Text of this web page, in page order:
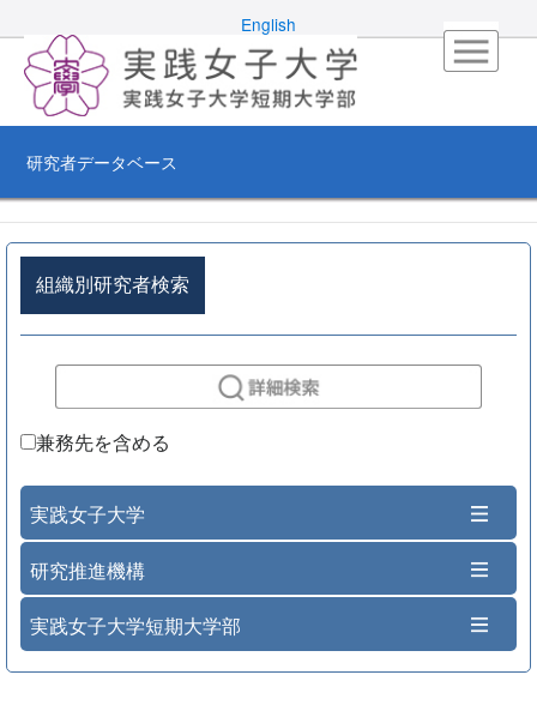
English
研究者データベース
組織別研究者検索
兼務先を含める
実践女子大学
研究推進機構
実践女子大学短期大学部